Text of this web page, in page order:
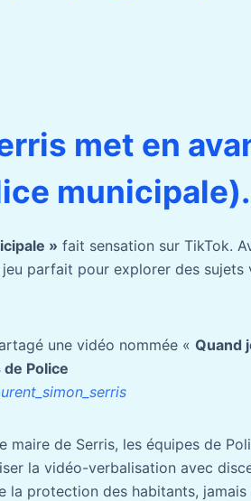
met en
municipale).
» fait sensation sur TikTok.
parfait pour explorer des sujets
une vidéo nommée « Quand
Police
maire de Serris, les équipes de
la vidéo-verbalisation avec
la protection des habitants, jamais